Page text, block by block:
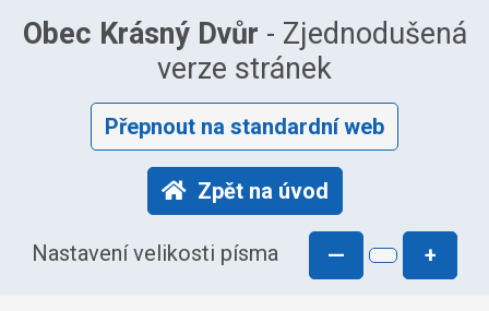
Obec Krásný Dvůr - Zjednodušená
verze stránek
Přepnout na standardní web
Zpět na úvod
Nastavení velikosti písma — +